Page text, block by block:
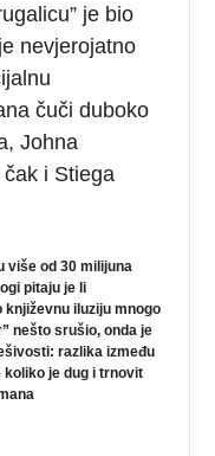
je bio
nevjerojatno
čuči duboko
Johna
i Stiega
više od 30 milijuna
pitaju je li
iluziju mnogo
nešto srušio, onda je
razlika između
koliko je dug i trnovit